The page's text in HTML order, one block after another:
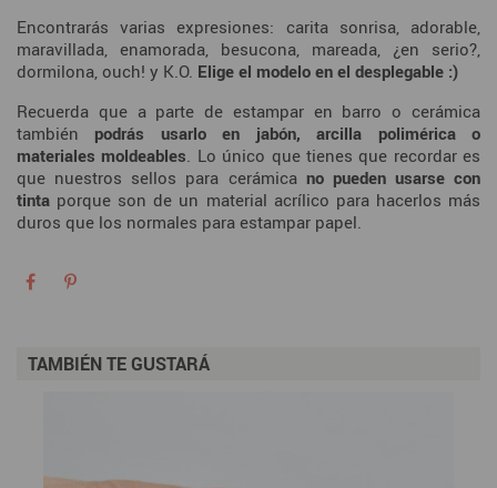
Encontrarás varias expresiones: carita sonrisa, adorable,
maravillada, enamorada, besucona, mareada, ¿en serio?,
dormilona, ouch! y K.O. Elige el modelo en el desplegable :)
Recuerda que a parte de estampar en barro o cerámica
también podrás usarlo en jabón, arcilla polimérica o
materiales moldeables. Lo único que tienes que recordar es
que nuestros sellos para cerámica no pueden usarse con
tinta porque son de un material acrílico para hacerlos más
duros que los normales para estampar papel.
TAMBIÉN TE GUSTARÁ